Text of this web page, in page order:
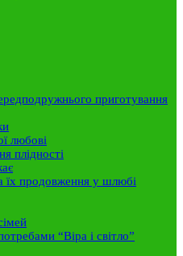
приготування
любові
плідності
їх продовження у шлюбі
“Віра і світло”